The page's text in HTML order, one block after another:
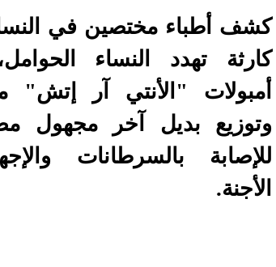
كشف أطباء مختصين في
كارثة تهدد النساء
أمبولات "الأنتي آر إتش"
وتوزيع بديل آخر مجهول
للإصابة بالسرطانات
الأجنة.